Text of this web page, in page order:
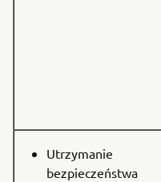
Utrzymanie
bezpieczeństwa